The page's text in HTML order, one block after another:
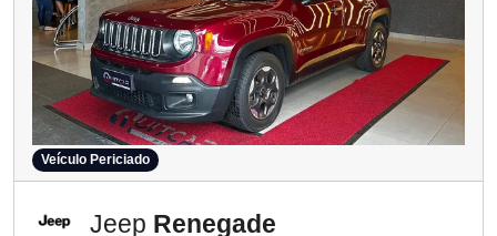
Veículo Periciado
Jeep Renegade